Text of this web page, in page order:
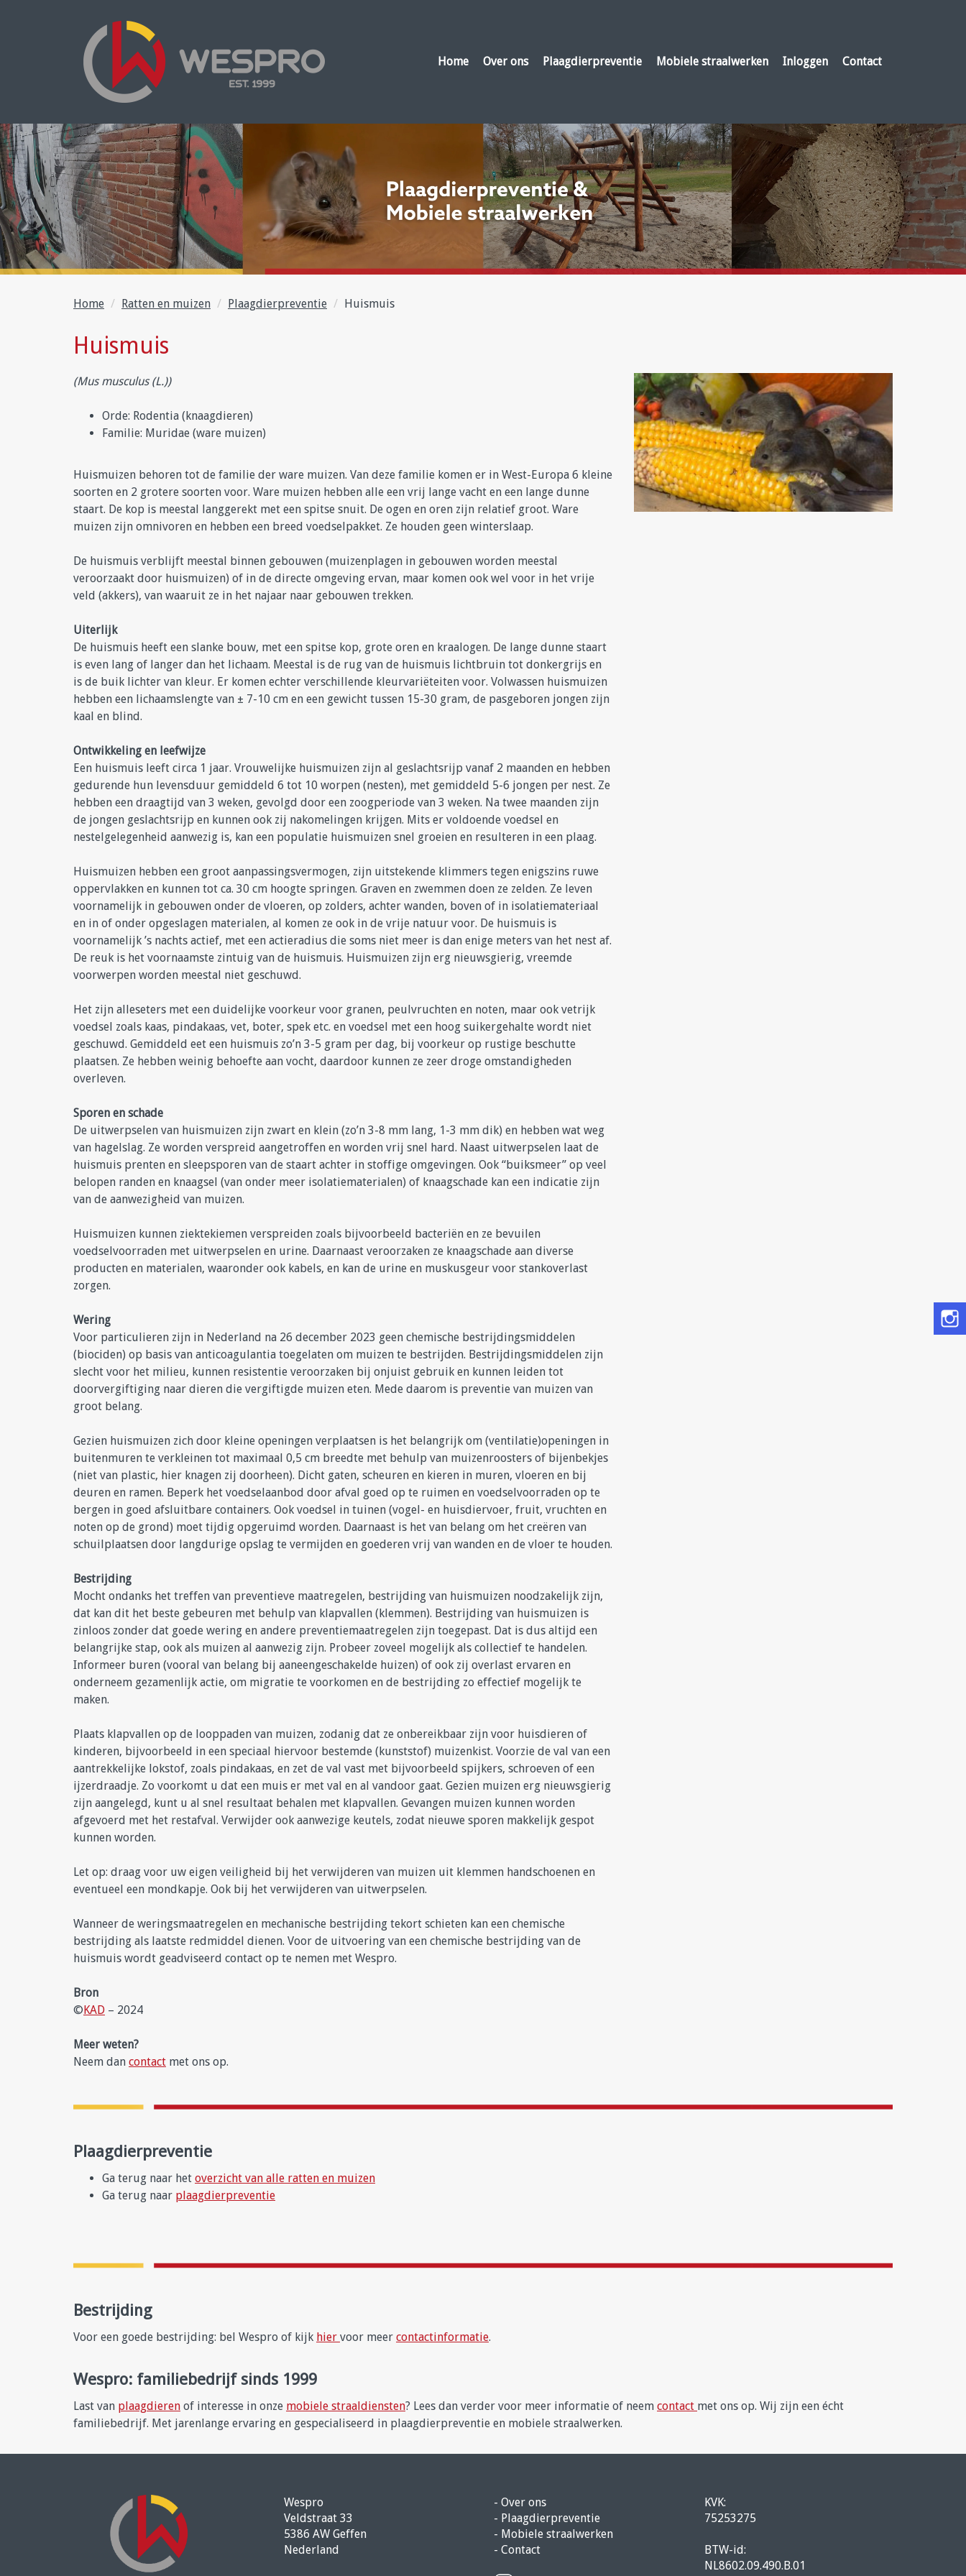
Home Over ons Plaagdierpreventie Mobiele straalwerken Inloggen Contact
Home Ratten en muizen Plaagdierpreventie Huismuis
Huismuis
(Mus musculus (L.))
Orde: Rodentia (knaagdieren)
Familie: Muridae (ware muizen)
Huismuizen behoren tot de familie der ware muizen. Van deze familie komen er in West-Europa 6 kleine
soorten en 2 grotere soorten voor. Ware muizen hebben alle een vrij lange vacht en een lange dunne
staart. De kop is meestal langgerekt met een spitse snuit. De ogen en oren zijn relatief groot. Ware
muizen zijn omnivoren en hebben een breed voedselpakket. Ze houden geen winterslaap.
De huismuis verblijft meestal binnen gebouwen (muizenplagen in gebouwen worden meestal
veroorzaakt door huismuizen) of in de directe omgeving ervan, maar komen ook wel voor in het vrije
veld (akkers), van waaruit ze in het najaar naar gebouwen trekken.
Uiterlijk
De huismuis heeft een slanke bouw, met een spitse kop, grote oren en kraalogen. De lange dunne staart
is even lang of langer dan het lichaam. Meestal is de rug van de huismuis lichtbruin tot donkergrijs en
is de buik lichter van kleur. Er komen echter verschillende kleurvariëteiten voor. Volwassen huismuizen
hebben een lichaamslengte van ± 7-10 cm en een gewicht tussen 15-30 gram, de pasgeboren jongen zijn
kaal en blind.
Ontwikkeling en leefwijze
Een huismuis leeft circa 1 jaar. Vrouwelijke huismuizen zijn al geslachtsrijp vanaf 2 maanden en hebben
gedurende hun levensduur gemiddeld 6 tot 10 worpen (nesten), met gemiddeld 5-6 jongen per nest. Ze
hebben een draagtijd van 3 weken, gevolgd door een zoogperiode van 3 weken. Na twee maanden zijn
de jongen geslachtsrijp en kunnen ook zij nakomelingen krijgen. Mits er voldoende voedsel en
nestelgelegenheid aanwezig is, kan een populatie huismuizen snel groeien en resulteren in een plaag.
Huismuizen hebben een groot aanpassingsvermogen, zijn uitstekende klimmers tegen enigszins ruwe
oppervlakken en kunnen tot ca. 30 cm hoogte springen. Graven en zwemmen doen ze zelden. Ze leven
voornamelijk in gebouwen onder de vloeren, op zolders, achter wanden, boven of in isolatiemateriaal
en in of onder opgeslagen materialen, al komen ze ook in de vrije natuur voor. De huismuis is
voornamelijk ’s nachts actief, met een actieradius die soms niet meer is dan enige meters van het nest af.
De reuk is het voornaamste zintuig van de huismuis. Huismuizen zijn erg nieuwsgierig, vreemde
voorwerpen worden meestal niet geschuwd.
Het zijn alleseters met een duidelijke voorkeur voor granen, peulvruchten en noten, maar ook vetrijk
voedsel zoals kaas, pindakaas, vet, boter, spek etc. en voedsel met een hoog suikergehalte wordt niet
geschuwd. Gemiddeld eet een huismuis zo’n 3-5 gram per dag, bij voorkeur op rustige beschutte
plaatsen. Ze hebben weinig behoefte aan vocht, daardoor kunnen ze zeer droge omstandigheden
overleven.
Sporen en schade
De uitwerpselen van huismuizen zijn zwart en klein (zo’n 3-8 mm lang, 1-3 mm dik) en hebben wat weg
van hagelslag. Ze worden verspreid aangetroffen en worden vrij snel hard. Naast uitwerpselen laat de
huismuis prenten en sleepsporen van de staart achter in stoffige omgevingen. Ook “buiksmeer” op veel
belopen randen en knaagsel (van onder meer isolatiematerialen) of knaagschade kan een indicatie zijn
van de aanwezigheid van muizen.
Huismuizen kunnen ziektekiemen verspreiden zoals bijvoorbeeld bacteriën en ze bevuilen
voedselvoorraden met uitwerpselen en urine. Daarnaast veroorzaken ze knaagschade aan diverse
producten en materialen, waaronder ook kabels, en kan de urine en muskusgeur voor stankoverlast
zorgen.
Wering
Voor particulieren zijn in Nederland na 26 december 2023 geen chemische bestrijdingsmiddelen
(biociden) op basis van anticoagulantia toegelaten om muizen te bestrijden. Bestrijdingsmiddelen zijn
slecht voor het milieu, kunnen resistentie veroorzaken bij onjuist gebruik en kunnen leiden tot
doorvergiftiging naar dieren die vergiftigde muizen eten. Mede daarom is preventie van muizen van
groot belang.
Gezien huismuizen zich door kleine openingen verplaatsen is het belangrijk om (ventilatie)openingen in
buitenmuren te verkleinen tot maximaal 0,5 cm breedte met behulp van muizenroosters of bijenbekjes
(niet van plastic, hier knagen zij doorheen). Dicht gaten, scheuren en kieren in muren, vloeren en bij
deuren en ramen. Beperk het voedselaanbod door afval goed op te ruimen en voedselvoorraden op te
bergen in goed afsluitbare containers. Ook voedsel in tuinen (vogel- en huisdiervoer, fruit, vruchten en
noten op de grond) moet tijdig opgeruimd worden. Daarnaast is het van belang om het creëren van
schuilplaatsen door langdurige opslag te vermijden en goederen vrij van wanden en de vloer te houden.
Bestrijding
Mocht ondanks het treffen van preventieve maatregelen, bestrijding van huismuizen noodzakelijk zijn,
dat kan dit het beste gebeuren met behulp van klapvallen (klemmen). Bestrijding van huismuizen is
zinloos zonder dat goede wering en andere preventiemaatregelen zijn toegepast. Dat is dus altijd een
belangrijke stap, ook als muizen al aanwezig zijn. Probeer zoveel mogelijk als collectief te handelen.
Informeer buren (vooral van belang bij aaneengeschakelde huizen) of ook zij overlast ervaren en
onderneem gezamenlijk actie, om migratie te voorkomen en de bestrijding zo effectief mogelijk te
maken.
Plaats klapvallen op de looppaden van muizen, zodanig dat ze onbereikbaar zijn voor huisdieren of
kinderen, bijvoorbeeld in een speciaal hiervoor bestemde (kunststof) muizenkist. Voorzie de val van een
aantrekkelijke lokstof, zoals pindakaas, en zet de val vast met bijvoorbeeld spijkers, schroeven of een
ijzerdraadje. Zo voorkomt u dat een muis er met val en al vandoor gaat. Gezien muizen erg nieuwsgierig
zijn aangelegd, kunt u al snel resultaat behalen met klapvallen. Gevangen muizen kunnen worden
afgevoerd met het restafval. Verwijder ook aanwezige keutels, zodat nieuwe sporen makkelijk gespot
kunnen worden.
Let op: draag voor uw eigen veiligheid bij het verwijderen van muizen uit klemmen handschoenen en
eventueel een mondkapje. Ook bij het verwijderen van uitwerpselen.
Wanneer de weringsmaatregelen en mechanische bestrijding tekort schieten kan een chemische
bestrijding als laatste redmiddel dienen. Voor de uitvoering van een chemische bestrijding van de
huismuis wordt geadviseerd contact op te nemen met Wespro.
Bron
©KAD – 2024
Meer weten?
Neem dan contact met ons op.
Plaagdierpreventie
Ga terug naar het overzicht van alle ratten en muizen
Ga terug naar plaagdierpreventie
Bestrijding
Voor een goede bestrijding: bel Wespro of kijk hier voor meer contactinformatie.
Wespro: familiebedrijf sinds 1999
Last van plaagdieren of interesse in onze mobiele straaldiensten? Lees dan verder voor meer informatie of neem contact met ons op. Wij zijn een écht
familiebedrijf. Met jarenlange ervaring en gespecialiseerd in plaagdierpreventie en mobiele straalwerken.
Wespro
Veldstraat 33
5386 AW Geffen
Nederland
- Over ons
- Plaagdierpreventie
- Mobiele straalwerken
- Contact
KVK:
75253275
BTW-id:
NL8602.09.490.B.01